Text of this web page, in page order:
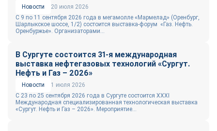
Новости
20 июля 2026
С 9 по 11 сентября 2026 года в мегамолле «Мармелад» (Оренбург,
Шарлыкское шоссе, 1/2) состоится выставка-форум «Газ. Нефть.
Оренбуржье». Организаторами...
В Сургуте состоится 31-я международная
выставка нефтегазовых технологий «Сургут.
Нефть и Газ – 2026»
Новости
1 июля 2026
С 23 по 25 сентября 2026 года в Сургуте состоится XXXI
Международная специализированная технологическая выставка
«Сургут. Нефть и Газ – 2026». Мероприятие...